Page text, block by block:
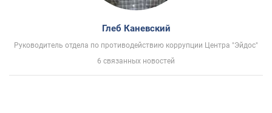
Глеб Каневский
Руководитель отдела по противодействию коррупции Центра "Эйдос"
6 связанных новостей